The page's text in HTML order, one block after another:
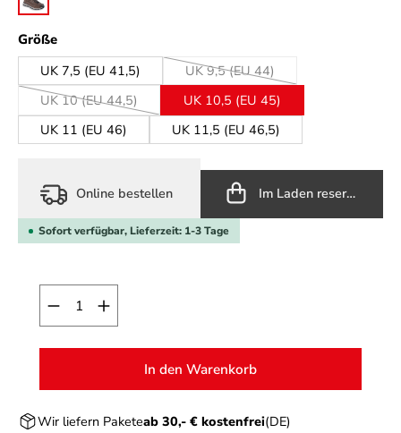
mahagoni
Größeauswählen
UK 7,5 (EU 41,5)
UK 9,5 (EU 44)
(Diese Option ist zurzeit nicht
UK 10 (EU 44,5)
(Diese Option ist zurzeit nicht verfügbar.)
UK 10,5 (EU 45)
UK 11 (EU 46)
UK 11,5 (EU 46,5)
Online bestellen Im Laden reservieren
Sofort verfügbar, Lieferzeit: 1-3 Tage
Produkt Anzahl: Gib den gewünschten Wert
In den Warenkorb
Wir liefern Paketeab 30,- € kostenfrei(DE)